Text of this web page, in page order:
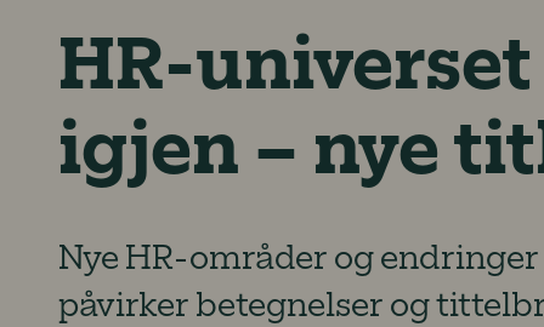
HR-
igjen – nye
Nye HR-områder og
påvirker betegnelser og